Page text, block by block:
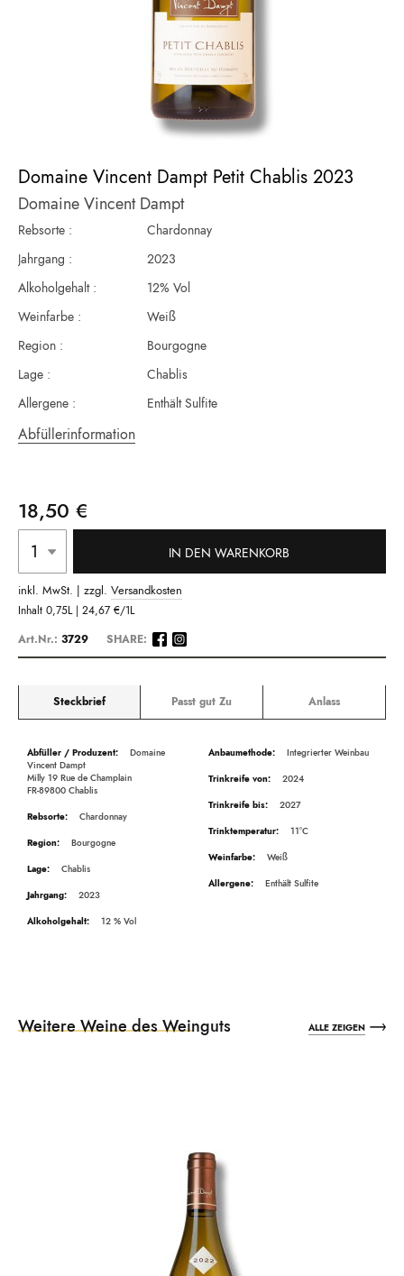
Domaine Vincent Dampt Petit Chablis 2023
Domaine Vincent Dampt
Rebsorte :
Chardonnay
Jahrgang :
2023
Alkoholgehalt :
12% Vol
Weinfarbe :
Weiß
Region :
Bourgogne
Lage :
Chablis
Allergene :
Enthält Sulfite
Abfüllerinformation
18,50 €
IN DEN WARENKORB
inkl. MwSt. | zzgl. Versandkosten
Inhalt 0,75L | 24,67 €/1L
Anfang
der
Bildergalerie
springen
Art.Nr.: 3729 SHARE:
Steckbrief Passt gut Zu Anlass
Beschreibung
Vincent Dampt
Milly 19 Rue de Champlain
FR-89800 Chablis
Chardonnay
Bourgogne
Chablis
2023
12
Integrierter Weinbau
2024
2027
11°C
Weiß
Enthält Sulfite
Weitere Weine des Weinguts ALLE ZEIGEN